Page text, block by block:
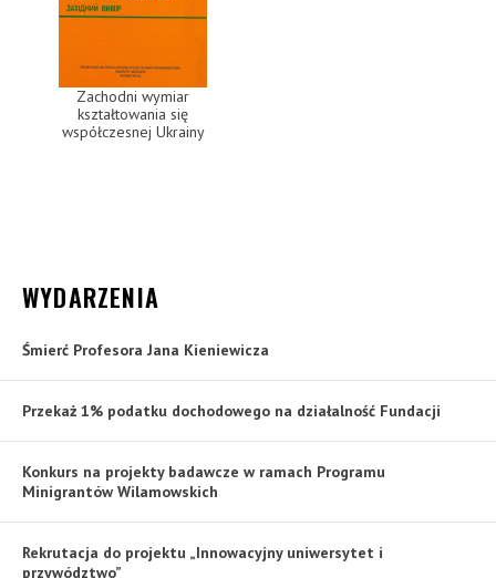
Zachodni wymiar
kształtowania się
współczesnej Ukrainy
WYDARZENIA
Śmierć Profesora Jana Kieniewicza
Przekaż 1% podatku dochodowego na działalność Fundacji
Konkurs na projekty badawcze w ramach Programu
Minigrantów Wilamowskich
Rekrutacja do projektu „Innowacyjny uniwersytet i
przywództwo”